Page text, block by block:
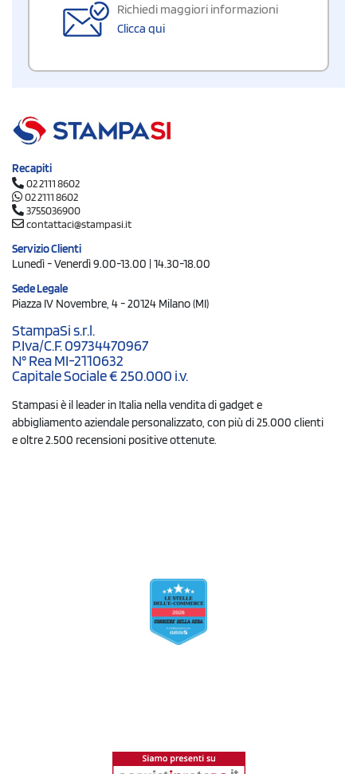
Richiedi maggiori informazioni
Clicca qui
Recapiti
02 2111 8602
02 2111 8602
3755036900
contattaci@stampasi.it
Servizio Clienti
Lunedì - Venerdì 9.00-13.00 | 14.30-18.00
Sede Legale
Piazza IV Novembre, 4 - 20124 Milano (MI)
StampaSi s.r.l.
P.Iva/C.F. 09734470967
N° Rea MI-2110632
Capitale Sociale € 250.000 i.v.
Stampasi è il leader in Italia nella vendita di gadget e
abbigliamento aziendale personalizzato, con più di 25.000 clienti
e oltre 2.500 recensioni positive ottenute.